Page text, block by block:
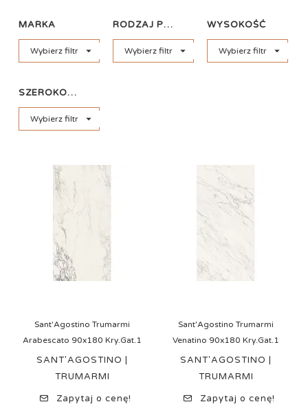
MARKA
Wybierz filtr 
RODZAJ PŁYTKI
Wybierz filtr 
WYSOKOŚĆ
Wybierz filtr 
SZEROKOŚĆ
Wybierz filtr 
Sant'Agostino Trumarmi
Arabescato 90x180 Kry.Gat.1
SANT'AGOSTINO |
TRUMARMI
Zapytaj o cenę!
Sant'Agostino Trumarmi
Venatino 90x180 Kry.Gat.1
SANT'AGOSTINO |
TRUMARMI
Zapytaj o cenę!